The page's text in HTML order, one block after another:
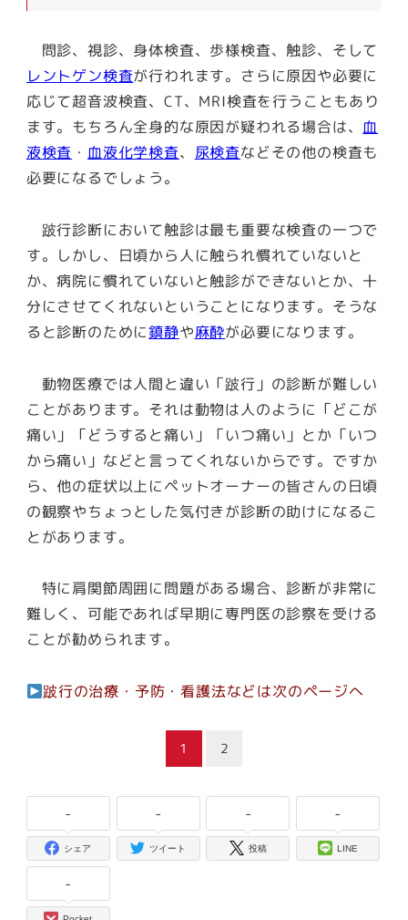
問診、視診、身体検査、歩様検査、触診、そして
レントゲン検査が行われます。さらに原因や必要に
応じて超音波検査、CT、MRI検査を行うこともあり
ます。もちろん全身的な原因が疑われる場合は、 血
液検査 ・ 血液化学検査、 尿検査などその他の検査も
必要になるでしょう。
跛行診断において触診は最も重要な検査の一つで
す。しかし、日頃から人に触られ慣れていないと
か、病院に慣れていないと触診ができないとか、十
分にさせてくれないということになります。そうな
ると診断のために鎮静や麻酔が必要になります。
動物医療では人間と違い「跛行」の診断が難しい
ことがあります。それは動物は人のように「どこが
痛い」「どうすると痛い」「いつ痛い」とか「いつ
から痛い」などと言ってくれないからです。ですか
ら、他の症状以上にペットオーナーの皆さんの日頃
の観察やちょっとした気付きが診断の助けになるこ
とがあります。
特に肩関節周囲に問題がある場合、診断が非常に
難しく、可能であれば早期に専門医の診察を受ける
ことが勧められます。
跛行の治療・予防・看護法などは次のページへ
1 2
-
シェア
-
ツイート
-
投稿
-
LINE
-